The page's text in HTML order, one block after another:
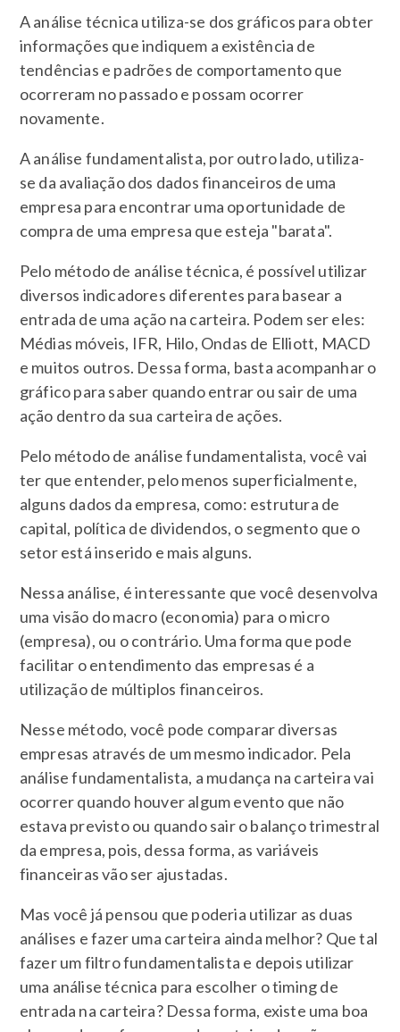
A análise técnica utiliza-se dos gráficos para obter
informações que indiquem a existência de
tendências e padrões de comportamento que
ocorreram no passado e possam ocorrer
novamente.
A análise fundamentalista, por outro lado, utiliza-
se da avaliação dos dados financeiros de uma
empresa para encontrar uma oportunidade de
compra de uma empresa que esteja "barata".
Pelo método de análise técnica, é possível utilizar
diversos indicadores diferentes para basear a
entrada de uma ação na carteira. Podem ser eles:
Médias móveis, IFR, Hilo, Ondas de Elliott, MACD
e muitos outros. Dessa forma, basta acompanhar o
gráfico para saber quando entrar ou sair de uma
ação dentro da sua carteira de ações.
Pelo método de análise fundamentalista, você vai
ter que entender, pelo menos superficialmente,
alguns dados da empresa, como: estrutura de
capital, política de dividendos, o segmento que o
setor está inserido e mais alguns.
Nessa análise, é interessante que você desenvolva
uma visão do macro (economia) para o micro
(empresa), ou o contrário. Uma forma que pode
facilitar o entendimento das empresas é a
utilização de múltiplos financeiros.
Nesse método, você pode comparar diversas
empresas através de um mesmo indicador. Pela
análise fundamentalista, a mudança na carteira vai
ocorrer quando houver algum evento que não
estava previsto ou quando sair o balanço trimestral
da empresa, pois, dessa forma, as variáveis
financeiras vão ser ajustadas.
Mas você já pensou que poderia utilizar as duas
análises e fazer uma carteira ainda melhor? Que tal
fazer um filtro fundamentalista e depois utilizar
uma análise técnica para escolher o timing de
entrada na carteira? Dessa forma, existe uma boa